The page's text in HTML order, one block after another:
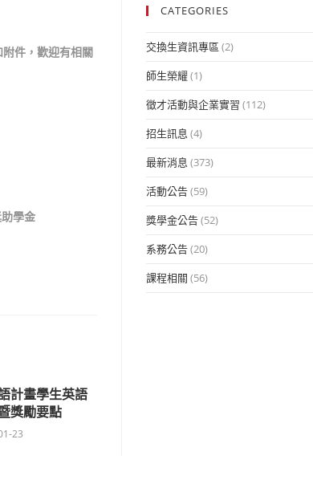
件，歡迎有相關
學金
計畫學生英語
獎勵要點
23
CATEGORIES
交換生資訊專區 (2)
師生榮耀(1)
徵才活動與企業實習 (112)
招生訊息 (4)
最新消息 (373)
活動公告(59)
獎學金公告(52)
系務公告(20)
課程相關 (56)